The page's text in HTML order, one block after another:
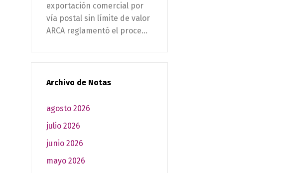
exportación comercial por
vía postal sin límite de valor
ARCA reglamentó el proce...
Archivo de Notas
agosto 2026
julio 2026
junio 2026
mayo 2026